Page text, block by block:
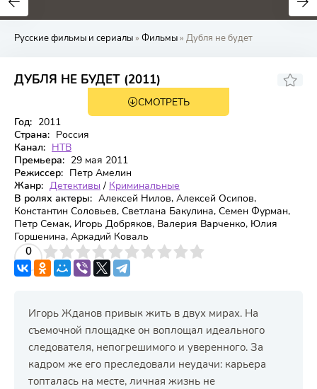
0
Русские фильмы и сериалы» Фильмы» Дубля не будет
ДУБЛЯ НЕ БУДЕТ (2011)
СМОТРЕТЬ
Год: 2011
Страна: Россия
Канал: НТВ
Премьера: 29 мая 2011
Режиссер: Петр Амелин
Жанр: Детективы / Криминальные
В ролях актеры: Алексей Нилов, Алексей Осипов,
Константин Соловьев, Светлана Бакулина, Семен Фурман,
Петр Семак, Игорь Добряков, Валерия Варченко, Юлия
Горшенина, Аркадий Коваль
0
4 5 6 7 8 9 10
Игорь Жданов привык жить в двух мирах. На
съемочной площадке он воплощал идеального
следователя, непогрешимого и уверенного. За
кадром же его преследовали неудачи: карьера
топталась на месте, личная жизнь не